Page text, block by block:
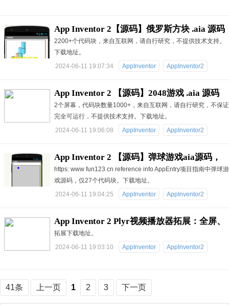
App Inventor 2【源码】俄罗斯方块 .aia 源码
2200+个代码块，来自互联网，请自行研究，不提供技术支持。
下载地址。
2024-06-11 19:07:34
AppInventor AppInventor2
App Inventor 2 【源码】2048游戏 .aia 源码
2个屏幕，代码块数量1000+，来自互联网，请自行研究，不保证
完全可运行，不提供技术支持。下载地址。
2024-06-11 19:06:08
AppInventor AppInventor2
App Inventor 2 【源码】弹球游戏aia源码，
仅27个代码块
https: www fun123 cn reference info AppEntry项目指南中弹球游
戏源码，仅27个代码块。下载地址。
2024-06-11 19:04:25
AppInventor AppInventor2
App Inventor 2 Plyr视频播放器拓展：全屏、
拓展下载地址。
2024-06-11 19:03:10
AppInventor AppInventor2
41条 上一页 1 2 3 下一页